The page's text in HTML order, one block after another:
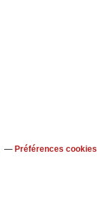
Préférences cookies